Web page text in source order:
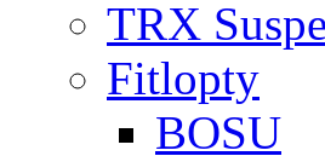
TRX
Fitlopty
BOSU